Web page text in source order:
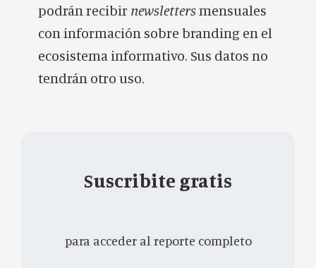
podrán recibir newslettersmensuales
con información sobre branding en el
ecosistema informativo. Sus datos no
tendrán otro uso.
Suscribite gratis
para acceder al reporte completo